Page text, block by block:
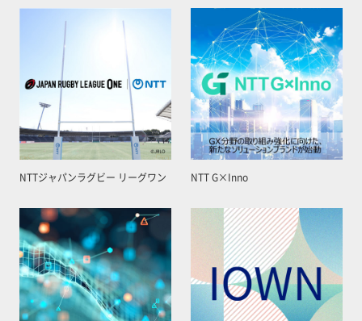
NTTジャパンラグビー リーグワン NTT G×Inno